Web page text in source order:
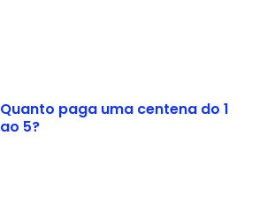
Quanto paga uma centena do 1
ao 5?